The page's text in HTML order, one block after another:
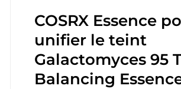
COSRX Essence
unifier le teint
Galactomyces 95
Balancing